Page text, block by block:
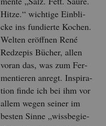
Hitze.“ wich­ti­ge Ein­bli­
cke ins fun­dier­te Ko­chen.
Wel­ten er­öff­nen René
Red­ze­pis Bü­cher, allen
voran das, was zum Fer­
men­tie­ren an­regt. In­spi­ra­
ti­on finde ich bei ihm vor
allem wegen sei­ner im
bes­ten Sinne „wiss­be­gie­